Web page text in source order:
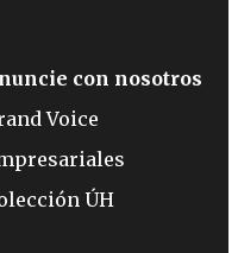
con nosotros
Voice
ÚH